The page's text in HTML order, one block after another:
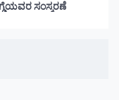
ಸಂಸ್ಮರಣೆ